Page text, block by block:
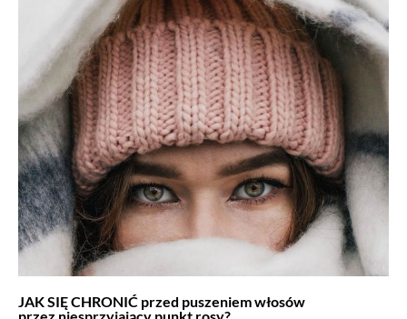
JAK SIĘ CHRONIĆ przed puszeniem włosów